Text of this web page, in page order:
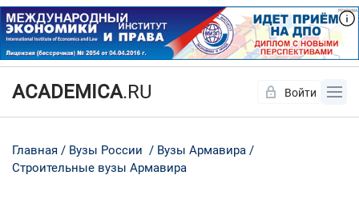
ACADEMICA.RU Войти
Главная Вузы России
Вузы Армавира
Строительные вузы Армавира
Да Нет